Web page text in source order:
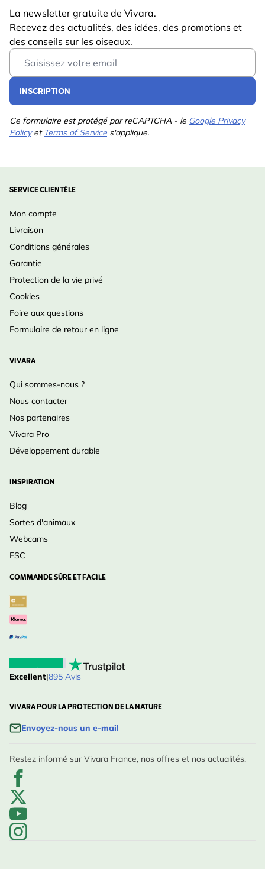
Longeur 30 mm
Poids
Bénéfique
pour
Matériau Bois (FSC® 100%)
Lire La Suite
La newsletter gratuite de Vivara.
Recevez des actualités, des idées, des promotions et
des conseils sur les oiseaux.
Email Address
INSCRIPTION
Ce formulaire est protégé par reCAPTCHA - le Google Privacy
Policyet Terms of Service s'applique.
SERVICE CLIENTÈLE
Mon compte
Livraison
Conditions générales
Garantie
Protection de la vie privé
Cookies
Foire aux questions
Formulaire de retour en ligne
VIVARA
Qui sommes-nous ?
Nous contacter
Nos partenaires
Vivara Pro
Développement durable
INSPIRATION
Blog
Sortes d'animaux
Webcams
FSC
COMMANDE SÛRE ET FACILE
Excellent|895 Avis
VIVARA POUR LA PROTECTION DE LA NATURE
Envoyez-nous un e-mail
Restez informé sur Vivara France, nos offres et nos actualités.